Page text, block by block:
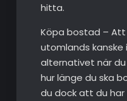
hitta.
Köpa bostad –
utomlands
alternativet när
hur länge du ska
du dock att du har